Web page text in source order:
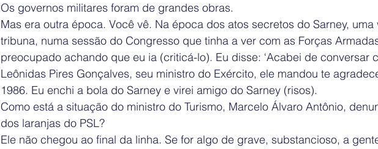
Os governos militares foram de grandes obras.
Mas era outra época. Você vê. Na época dos atos secretos do Sarney, uma
tribuna, numa sessão do Congresso que tinha a ver com as Forças
preocupado achando que eu ia (criticá-lo). Eu disse: ‘Acabei de conversar
Leônidas Pires Gonçalves, seu ministro do Exército, ele mandou te
1986. Eu enchi a bola do Sarney e virei amigo do Sarney (risos).
Como está a situação do ministro do Turismo, Marcelo Álvaro Antônio,
dos laranjas do PSL?
Ele não chegou ao final da linha. Se for algo de grave, substancioso, a